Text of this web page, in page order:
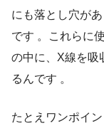
にも落とし穴があ
です 。これらに
の中に、X線を吸
るんです 。
たとえワンポイ